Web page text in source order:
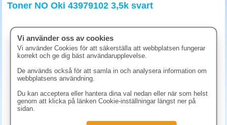
Toner NO Oki 43979102 3,5k svart
Vi använder oss av cookies
Vi använder Cookies för att säkerställa att webbplatsen fungerar
korrekt och ge dig bäst användarupplevelse.
De används också för att samla in och analysera information om
webbplatsens användning.
Du kan acceptera eller hantera dina val nedan eller när som helst
genom att klicka på länken Cookie-inställningar längst ner på
sidan.